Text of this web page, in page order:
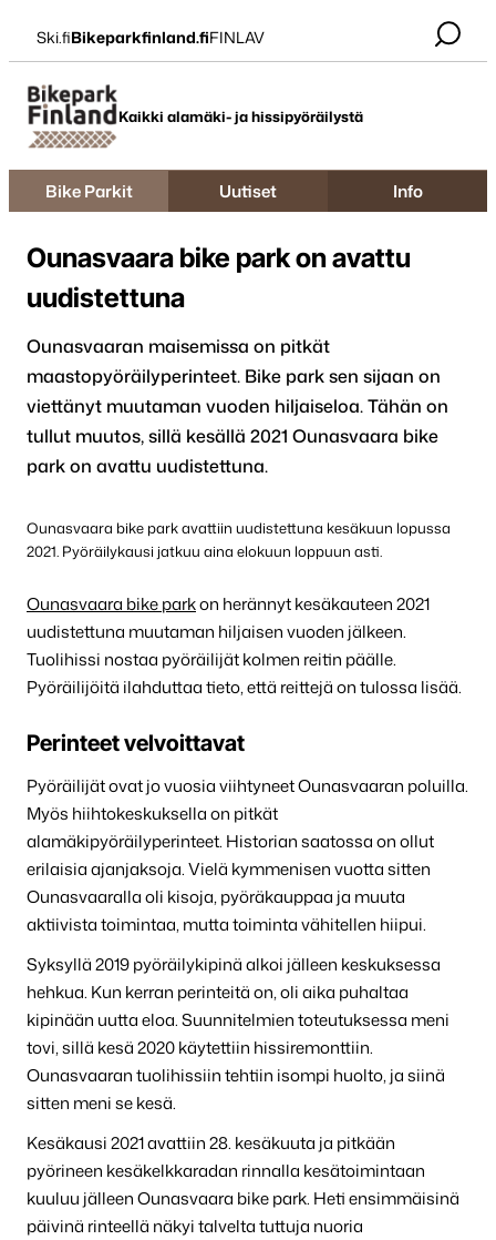
Siirry
suoraan
sisältöön
Ski.fiBikeparkfinland.fiFINLAV
Bikepark Finland Kaikki alamäki- ja hissipyöräilystä
Bike Parkit Uutiset Info
Ounasvaara bike park on avattu
uudistettuna
Ounasvaaran maisemissa on pitkät
maastopyöräilyperinteet. Bike park sen sijaan on
viettänyt muutaman vuoden hiljaiseloa. Tähän on
tullut muutos, sillä kesällä 2021 Ounasvaara bike
park on avattu uudistettuna.
Ounasvaara bike park avattiin uudistettuna kesäkuun lopussa
2021. Pyöräilykausi jatkuu aina elokuun loppuun asti.
Ounasvaara bike parkon herännyt kesäkauteen 2021
uudistettuna muutaman hiljaisen vuoden jälkeen.
Tuolihissi nostaa pyöräilijät kolmen reitin päälle.
Pyöräilijöitä ilahduttaa tieto, että reittejä on tulossa lisää.
Perinteet velvoittavat
Pyöräilijät ovat jo vuosia viihtyneet Ounasvaaran poluilla.
Myös hiihtokeskuksella on pitkät
alamäkipyöräilyperinteet. Historian saatossa on ollut
erilaisia ajanjaksoja. Vielä kymmenisen vuotta sitten
Ounasvaaralla oli kisoja, pyöräkauppaa ja muuta
aktiivista toimintaa, mutta toiminta vähitellen hiipui.
Syksyllä 2019 pyöräilykipinä alkoi jälleen keskuksessa
hehkua. Kun kerran perinteitä on, oli aika puhaltaa
kipinään uutta eloa. Suunnitelmien toteutuksessa meni
tovi, sillä kesä 2020 käytettiin hissiremonttiin.
Ounasvaaran tuolihissiin tehtiin isompi huolto, ja siinä
sitten meni se kesä.
Kesäkausi 2021 avattiin 28. kesäkuuta ja pitkään
pyörineen kesäkelkkaradan rinnalla kesätoimintaan
kuuluu jälleen Ounasvaara bike park. Heti ensimmäisinä
päivinä rinteellä näkyi talvelta tuttuja nuoria